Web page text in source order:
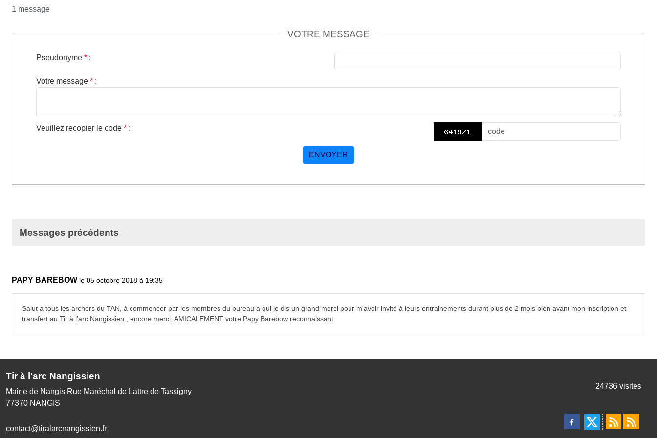
1 message
VOTRE MESSAGE
Pseudonyme * :
Votre message * :
Veuillez recopier le code * :
ENVOYER
Messages précédents
PAPY BAREBOW le 05 octobre 2018 à 19:35
Salut a tous les archers du TAN, à commencer par les membres du bureau a qui je dis un grand merci pour m'avoir invité à leurs entrainements durant plus de 2 mois bien avant mon inscription et
transfert au Tir à l'arc Nangissien , encore merci, AMICALEMENT votre Papy Barebow reconnaissant
Tir à l'arc Nangissien
Mairie de Nangis Rue Maréchal de Lattre de Tassigny
77370 NANGIS
contact@tiralarcnangissien.fr
24736 visites